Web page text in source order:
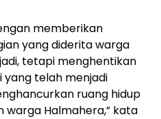
memberikan
yang diderita warga
tetapi menghentikan
yang telah menjadi
ruang hidup
Halmahera,” kata